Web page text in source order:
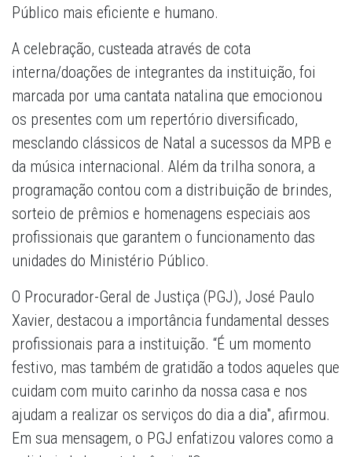
Público mais eficiente e humano.
A celebração, custeada através de cota
interna/doações de integrantes da instituição, foi
marcada por uma cantata natalina que emocionou
os presentes com um repertório diversificado,
mesclando clássicos de Natal a sucessos da MPB e
da música internacional. Além da trilha sonora, a
programação contou com a distribuição de brindes,
sorteio de prêmios e homenagens especiais aos
profissionais que garantem o funcionamento das
unidades do Ministério Público.
O Procurador-Geral de Justiça (PGJ), José Paulo
Xavier, destacou a importância fundamental desses
profissionais para a instituição. “É um momento
festivo, mas também de gratidão a todos aqueles que
cuidam com muito carinho da nossa casa e nos
ajudam a realizar os serviços do dia a dia", afirmou.
Em sua mensagem, o PGJ enfatizou valores como a